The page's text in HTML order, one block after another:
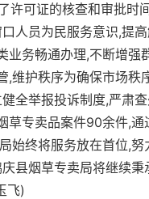
许可证的核查和审批时
人员为民服务意识,提
业务畅通办理,不断增强
维护秩序为确保市场秩
全举报投诉制度,严肃
草专卖品案件90余件,
始终将服务放在首位,
县烟草专卖局将继续
飞)